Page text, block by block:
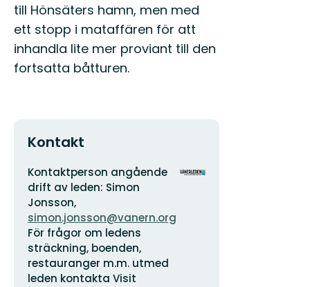
till Hönsäters hamn, men med
ett stopp i mataffären för att
inhandla lite mer proviant till den
fortsatta båtturen.
Kontakt
Adress
Kontaktperson angående
drift av leden: Simon
Jonsson,
simon.jonsson@vanern.org
För frågor om ledens
sträckning, boenden,
restauranger m.m. utmed
leden kontakta Visit
Organisationens